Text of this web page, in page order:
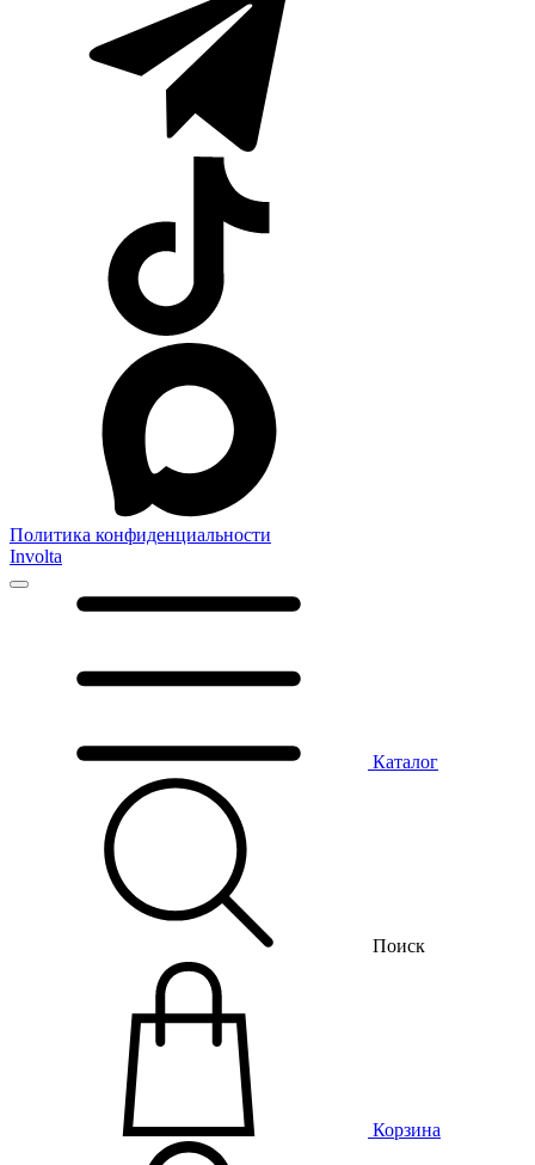
Политика конфиденциальности
Involta
Каталог
Поиск
Корзина